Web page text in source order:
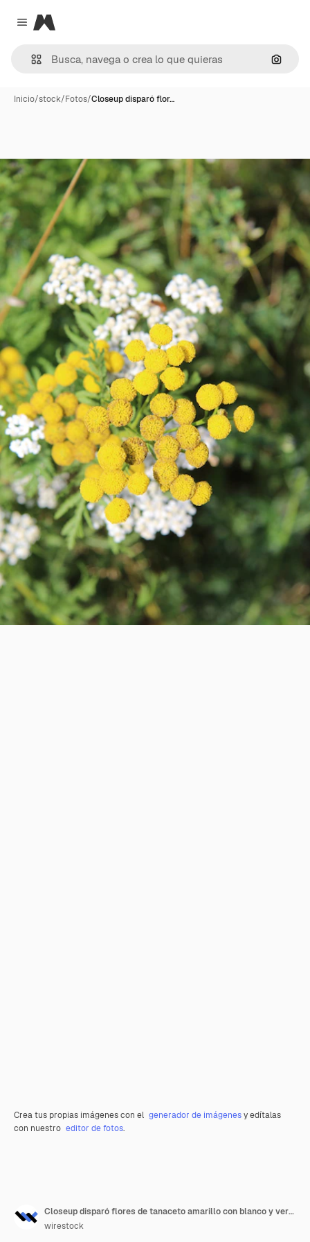
Close menu
Magnific
Inicio/stock/Fotos/Closeup disparó flor…
Crea tus propias imágenes con el generador de imágenesy edítalas
con nuestro editor de fotos.
Closeup disparó flores de tanaceto amarillo con blanco y verde
wirestock